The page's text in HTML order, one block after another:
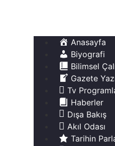
Anasayfa
Biyografi
Bilimsel
Gazete
Tv
Haberler
Dışa Bakış
Akıl Odası
Tarihin